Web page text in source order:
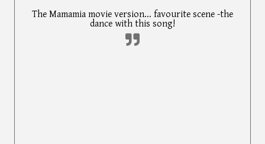
The Mamamia movie version... favourite scene -the
dance with this song!